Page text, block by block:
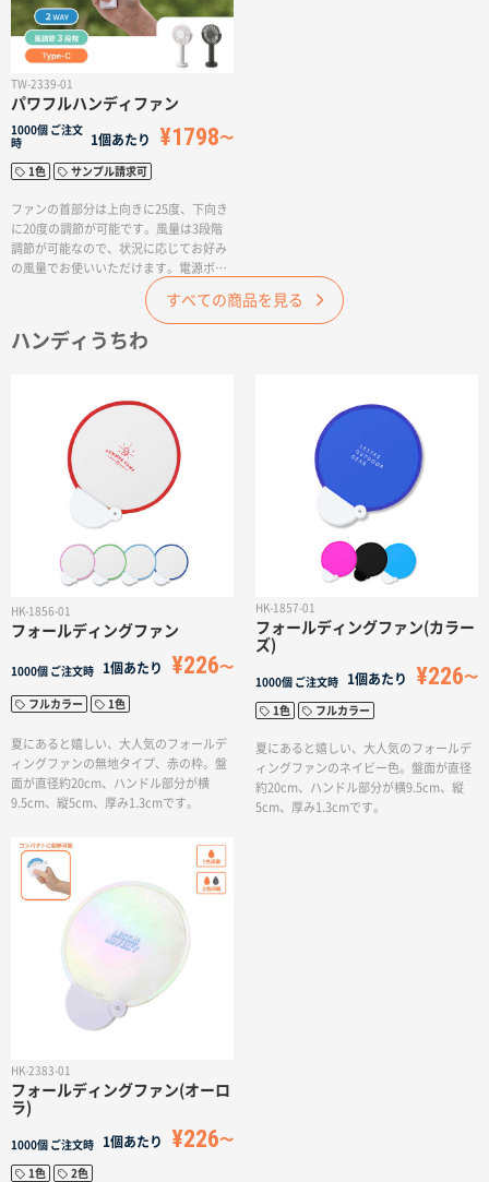
TW-2339-01
パワフルハンディファン
1000個 ご注文
時
1個あたり ¥1798
1色 サンプル請求可
ファンの首部分は上向きに25度、下向き
に20度の調節が可能です。風量は3段階
調節が可能なので、状況に応じてお好み
の風量でお使いいただけます。電源ボタ
ンには誤作動防止機能が付いており、鞄
の中などで勝手に起動することがなく、
安全にご使用いただけます。企業の周年
記念の販促品や、アーティストの物販品
すべての商品を見る
ハンディうちわ
HK-1856-01
フォールディングファン
1000個 ご注文時 1個あたり ¥226
フルカラー 1色
夏にあると嬉しい、大人気のフォールデ
ィングファンの無地タイプ、赤の枠。盤
面が直径約20cm、ハンドル部分が横
9.5cm、縦5cm、厚み1.3cmです。
HK-1857-01
フォールディングファン(カラー
ズ)
1000個 ご注文時 1個あたり ¥226
1色 フルカラー
夏にあると嬉しい、大人気のフォールデ
ィングファンのネイビー色。盤面が直径
約20cm、ハンドル部分が横9.5cm、縦
5cm、厚み1.3cmです。
HK-2383-01
フォールディングファン(オーロ
ラ)
1000個 ご注文時 1個あたり ¥226
1色 2色